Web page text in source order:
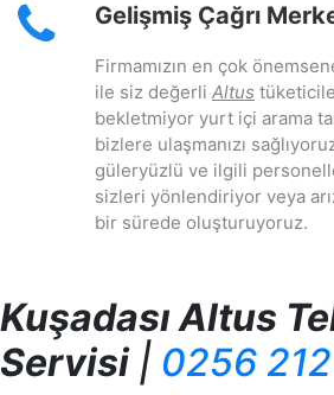
Gelişmiş Çağrı
Firmamızın en çok
ile siz değerli Altus
bekletmiyor yurt içi arama
bizlere ulaşmanızı
güleryüzlü ve ilgili
sizleri yönlendiriyor veya
bir sürede oluşturuyoruz.
Kuşadası Altus
Servisi| 0256